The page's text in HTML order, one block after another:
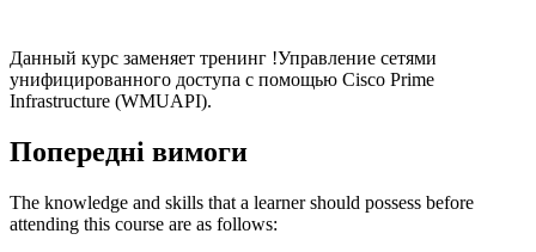
Данный курс заменяет тренинг !Управление сетями
унифицированного доступа с помощью Cisco Prime
Infrastructure (WMUAPI).
Попередні вимоги
The knowledge and skills that a learner should possess before
attending this course are as follows: